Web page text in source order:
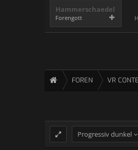
Hammerschaedel
Forengott
FOREN VR
Progressiv dunkel